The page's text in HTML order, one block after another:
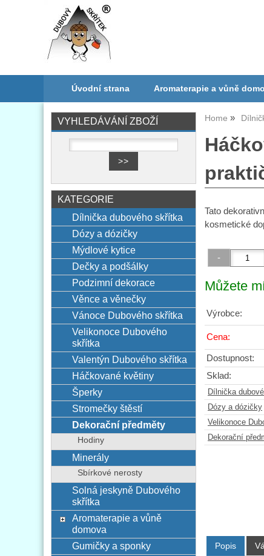
Úvodní strana Aromaterapie a vůně
Home
Tato
kosmetické
Můžete
Výrobce:
Cena:
Dostupnost:
Sklad:
Dílnička
Dózy a dózičky
Velikonoce
Dekorační
Popis
VYHLEDÁVÁNÍ ZBOŽÍ
KATEGORIE
Dílnička dubového skřítka
Dózy a dózičky
Mýdlové kytice
Dečky a podšálky
Podzimní dekorace
Věnce a věnečky
Vánoce Dubového skřítka
Velikonoce Dubového
skřítka
Valentýn Dubového skřítka
Háčkované květiny
Šperky
Stromečky štěstí
Dekorační předměty
Hodiny
Minerály
Sbírkové nerosty
Solná jeskyně Dubového
skřítka
Aromaterapie a vůně
domova
Gumičky a sponky